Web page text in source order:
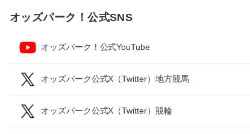
オッズパーク！公式SNS
オッズパーク！公式YouTube
オッズパーク公式X（Twitter）地方競馬
オッズパーク公式X（Twitter）競輪